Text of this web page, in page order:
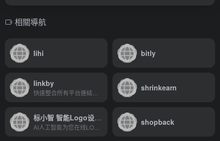
相關導航
lihi bitly
linkby shrinkearn
标小智 智能Logo设计神器 shopback